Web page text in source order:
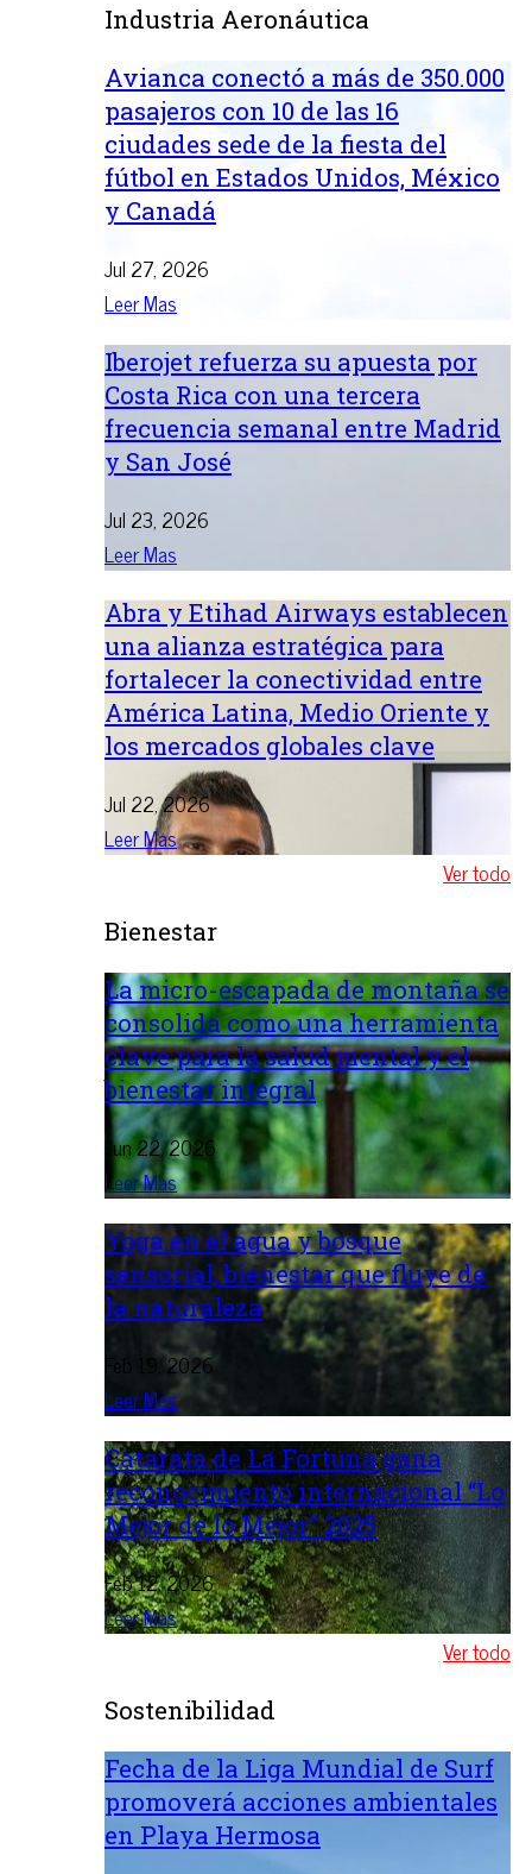
Industria Aeronáutica
Avianca conectó a más de 350.000
pasajeros con 10 de las 16
ciudades sede de la fiesta del
fútbol en Estados Unidos, México
y Canadá
Jul 27, 2026
Leer Mas
Iberojet refuerza su apuesta por
Costa Rica con una tercera
frecuencia semanal entre Madrid
y San José
Jul 23, 2026
Leer Mas
Abra y Etihad Airways establecen
una alianza estratégica para
fortalecer la conectividad entre
América Latina, Medio Oriente y
los mercados globales clave
Jul 22, 2026
Leer Mas
Ver todo
Bienestar
La micro-escapada de montaña se
consolida como una herramienta
clave para la salud mental y el
bienestar integral
Jun 22, 2026
Leer Mas
Yoga en el agua y bosque
sensorial, bienestar que fluye de
la naturaleza
Feb 19, 2026
Leer Mas
Catarata de La Fortuna gana
reconocimiento internacional “Lo
Mejor de lo Mejor” 2025
Feb 12, 2026
Leer Mas
Ver todo
Sostenibilidad
Fecha de la Liga Mundial de Surf
promoverá acciones ambientales
en Playa Hermosa